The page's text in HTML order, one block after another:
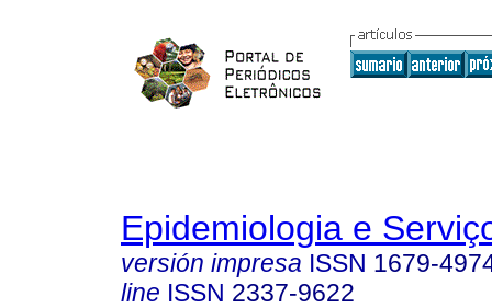
Epidemiologia e
versión impresa ISSN 1679-
line ISSN 2337-9622